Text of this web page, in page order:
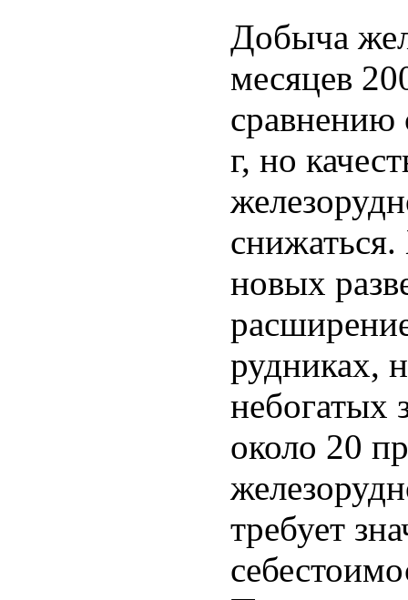
Добыча
месяцев
сравнению
г, но
новых
рудниках,
небогатых
около 20
требует